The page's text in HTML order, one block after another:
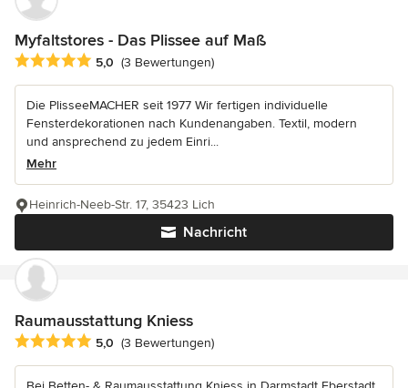
Myfaltstores - Das Plissee auf Maß
Durchschnittliche Bewertung: 5 von 5 Sternen
5,0 (3 Bewertungen)
Die PlisseeMACHER seit 1977 Wir fertigen individuelle
Fensterdekorationen nach Kundenangaben. Textil, modern
und ansprechend zu jedem Einri...
Mehr
Nachricht
Heinrich-Neeb-Str. 17, 35423 Lich
Raumausstattung Kniess
Durchschnittliche Bewertung: 5 von 5 Sternen
5,0 (3 Bewertungen)